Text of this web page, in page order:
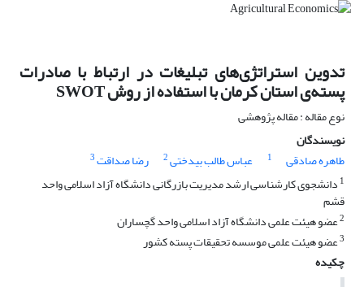
تدوین استراتژی‌های تبلیغات در ارتباط با صادرات
پسته‌ی استان کرمان با استفاده از روش SWOT
نوع مقاله : مقاله پژوهشی
نویسندگان
طاهره صادقی
1 عباس طالب بیدختی2 رضا صداقت3
1 دانشجوی کارشناسی ارشد مدیریت بازرگانی دانشگاه آزاد اسلامی واحد
قشم
2عضو هیئت علمی دانشگاه آزاد اسلامی واحد گچساران
3عضو هیئت علمی موسسه تحقیقات پسته کشور
چکیده